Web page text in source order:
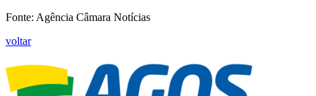
Fonte: Agência Câmara Notícias
voltar